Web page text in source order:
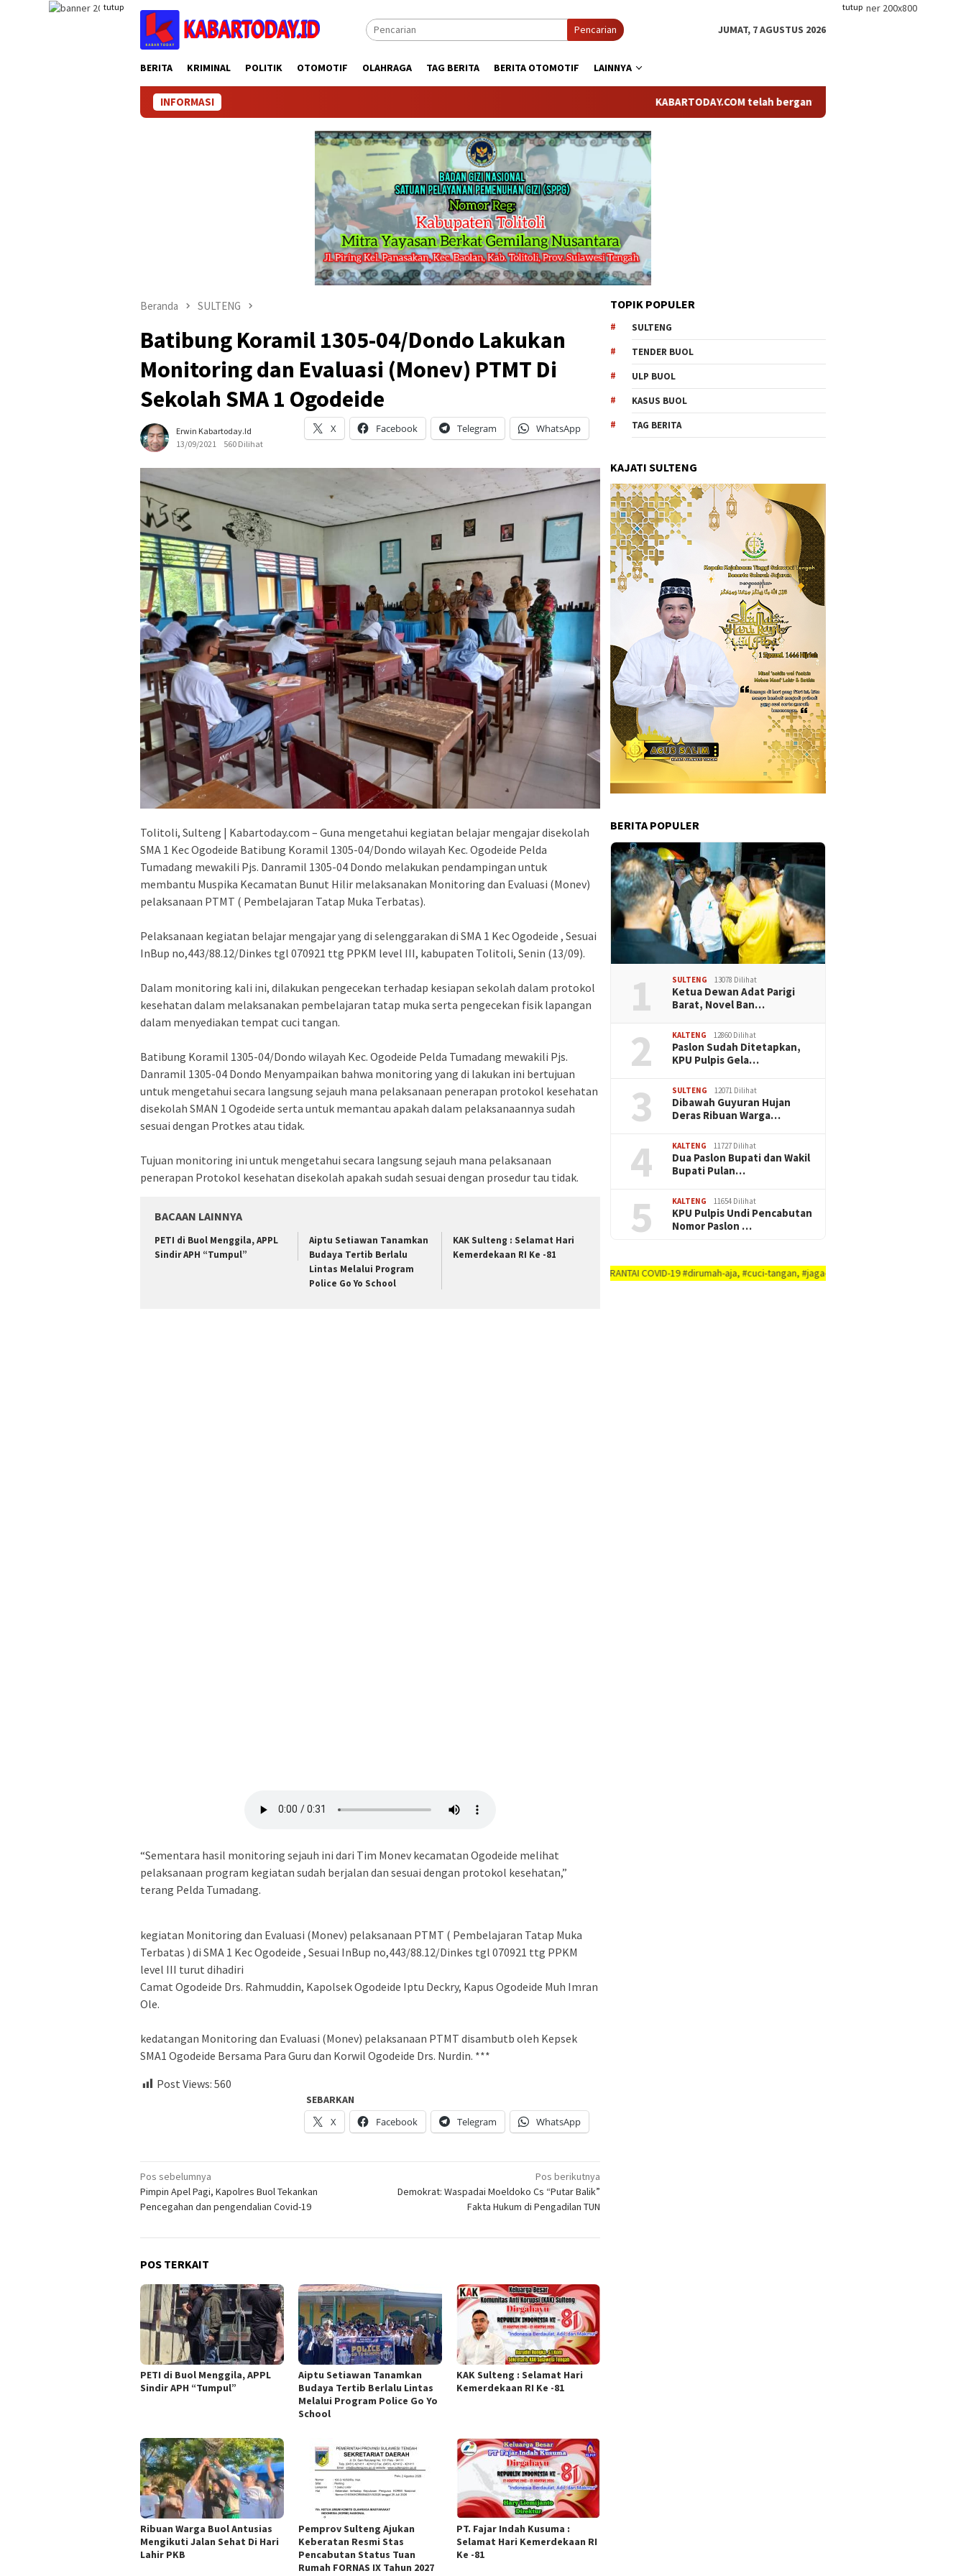
tutup tutup
Pencarian JUMAT, 7 AGUSTUS 2026
BERITA KRIMINAL POLITIK OTOMOTIF OLAHRAGA TAG BERITA BERITA OTOMOTIF LAINNYA
INFORMASI KABARTODAY.COM telah berganti nama menjadi KABARTODAY.ID.
Beranda SULTENG
Batibung Koramil 1305-04/Dondo Lakukan
Monitoring dan Evaluasi (Monev) PTMT Di
Sekolah SMA 1 Ogodeide
Erwin Kabartoday.id
13/09/2021
560 Dilihat
X Facebook Telegram WhatsApp
Tolitoli, Sulteng | Kabartoday.com – Guna mengetahui kegiatan belajar mengajar disekolah
SMA 1 Kec Ogodeide Batibung Koramil 1305-04/Dondo wilayah Kec. Ogodeide Pelda
Tumadang mewakili Pjs. Danramil 1305-04 Dondo melakukan pendampingan untuk
membantu Muspika Kecamatan Bunut Hilir melaksanakan Monitoring dan Evaluasi (Monev)
pelaksanaan PTMT ( Pembelajaran Tatap Muka Terbatas).
Pelaksanaan kegiatan belajar mengajar yang di selenggarakan di SMA 1 Kec Ogodeide , Sesuai
InBup no,443/88.12/Dinkes tgl 070921 ttg PPKM level III, kabupaten Tolitoli, Senin (13/09).
Dalam monitoring kali ini, dilakukan pengecekan terhadap kesiapan sekolah dalam protokol
kesehatan dalam melaksanakan pembelajaran tatap muka serta pengecekan fisik lapangan
dalam menyediakan tempat cuci tangan.
Batibung Koramil 1305-04/Dondo wilayah Kec. Ogodeide Pelda Tumadang mewakili Pjs.
Danramil 1305-04 Dondo Menyampaikan bahwa monitoring yang di lakukan ini bertujuan
untuk mengetahui secara langsung sejauh mana pelaksanaan penerapan protokol kesehatan
disekolah SMAN 1 Ogodeide serta untuk memantau apakah dalam pelaksanaannya sudah
sesuai dengan Protkes atau tidak.
Tujuan monitoring ini untuk mengetahui secara langsung sejauh mana pelaksanaan
penerapan Protokol kesehatan disekolah apakah sudah sesuai dengan prosedur tau tidak.
BACAAN LAINNYA
PETI di Buol Menggila, APPL
Sindir APH “Tumpul”
Aiptu Setiawan Tanamkan
Budaya Tertib Berlalu
Lintas Melalui Program
Police Go Yo School
KAK Sulteng : Selamat Hari
Kemerdekaan RI Ke -81
“Sementara hasil monitoring sejauh ini dari Tim Monev kecamatan Ogodeide melihat
pelaksanaan program kegiatan sudah berjalan dan sesuai dengan protokol kesehatan,”
terang Pelda Tumadang.
kegiatan Monitoring dan Evaluasi (Monev) pelaksanaan PTMT ( Pembelajaran Tatap Muka
Terbatas ) di SMA 1 Kec Ogodeide , Sesuai InBup no,443/88.12/Dinkes tgl 070921 ttg PPKM
level III turut dihadiri
Camat Ogodeide Drs. Rahmuddin, Kapolsek Ogodeide Iptu Deckry, Kapus Ogodeide Muh Imran
Ole.
kedatangan Monitoring dan Evaluasi (Monev) pelaksanaan PTMT disambutb oleh Kepsek
SMA1 Ogodeide Bersama Para Guru dan Korwil Ogodeide Drs. Nurdin. ***
Post Views: 560
SEBARKAN
X
Facebook Telegram WhatsApp
Navigasi
pos
Pos sebelumnya
Pimpin Apel Pagi, Kapolres Buol Tekankan
Pencegahan dan pengendalian Covid-19
Pos berikutnya
Demokrat: Waspadai Moeldoko Cs “Putar Balik”
Fakta Hukum di Pengadilan TUN
POS TERKAIT
PETI di Buol Menggila, APPL
Sindir APH “Tumpul”
Aiptu Setiawan Tanamkan
Budaya Tertib Berlalu Lintas
Melalui Program Police Go Yo
School
KAK Sulteng : Selamat Hari
Kemerdekaan RI Ke -81
Ribuan Warga Buol Antusias
Mengikuti Jalan Sehat Di Hari
Lahir PKB
Pemprov Sulteng Ajukan
Keberatan Resmi Stas
Pencabutan Status Tuan
Rumah FORNAS IX Tahun 2027
PT. Fajar Indah Kusuma :
Selamat Hari Kemerdekaan RI
Ke -81
TOPIK POPULER
SULTENG
TENDER BUOL
ULP BUOL
KASUS BUOL
TAG BERITA
KAJATI SULTENG
BERITA POPULER
1 SULTENG 13078 Dilihat
Ketua Dewan Adat Parigi
Barat, Novel Ban…
2 KALTENG 12860 Dilihat
Paslon Sudah Ditetapkan,
KPU Pulpis Gela…
3 SULTENG 12071 Dilihat
Dibawah Guyuran Hujan
Deras Ribuan Warga…
4 KALTENG 11727 Dilihat
Dua Paslon Bupati dan Wakil
Bupati Pulan…
5 KALTENG 11654 Dilihat
KPU Pulpis Undi Pencabutan
Nomor Paslon …
AYO PUTUSKAN RANTAI COVID-19 #dirumah-aja, #cuci-tangan, #jaga-jarak, #jaga-imunitas-tubuh, #rajin-